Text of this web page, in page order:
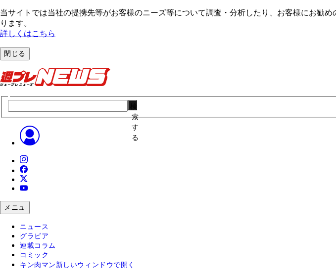
当サイトでは当社の提携先等がお客様のニーズ等について調査・分析したり、お客様にお勧
ります。
詳しくはこちら
閉じる
索
す
る
メニュ
ニュース
グラビア
連載コラム
コミック
キン肉マン 新しいウィンドウで開く